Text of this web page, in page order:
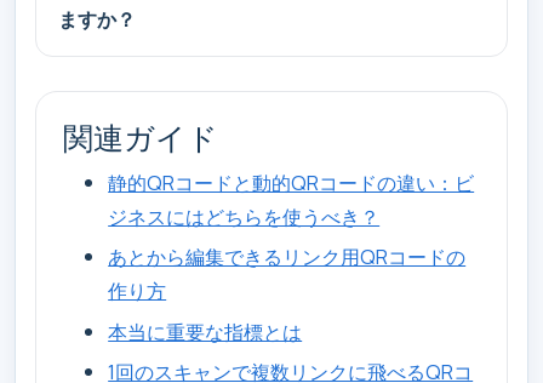
ますか？
関連ガイド
静的QRコードと動的QRコードの違い：ビ
ジネスにはどちらを使うべき？
あとから編集できるリンク用QRコードの
作り方
本当に重要な指標とは
1回のスキャンで複数リンクに飛べるQRコ